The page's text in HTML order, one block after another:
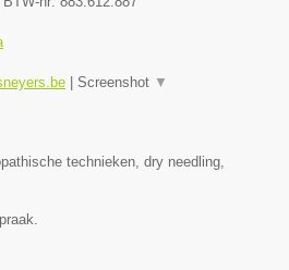
Screenshot ▼
technieken, dry needling,